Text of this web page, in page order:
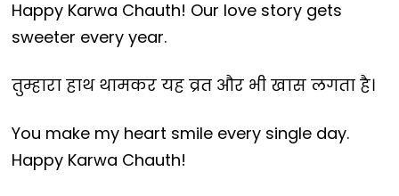
Happy Karwa Chauth! Our love story gets
sweeter every year.
तुम्हारा हाथ थामकर यह व्रत और भी खास लगता है।
You make my heart smile every single day.
Happy Karwa Chauth!